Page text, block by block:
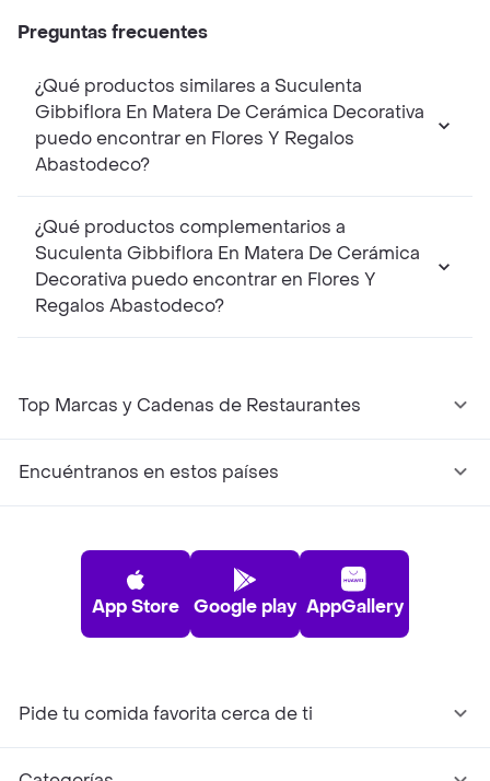
Preguntas frecuentes
¿Qué productos similares a Suculenta
Gibbiflora En Matera De Cerámica Decorativa
puedo encontrar en Flores Y Regalos
Abastodeco?
¿Qué productos complementarios a
Suculenta Gibbiflora En Matera De Cerámica
Decorativa puedo encontrar en Flores Y
Regalos Abastodeco?
Top Marcas y Cadenas de Restaurantes
Encuéntranos en estos países
App Store Google play AppGallery
Pide tu comida favorita cerca de ti